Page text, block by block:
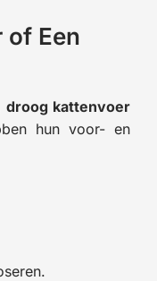
of Een
droog kattenvoer
hun voor- en